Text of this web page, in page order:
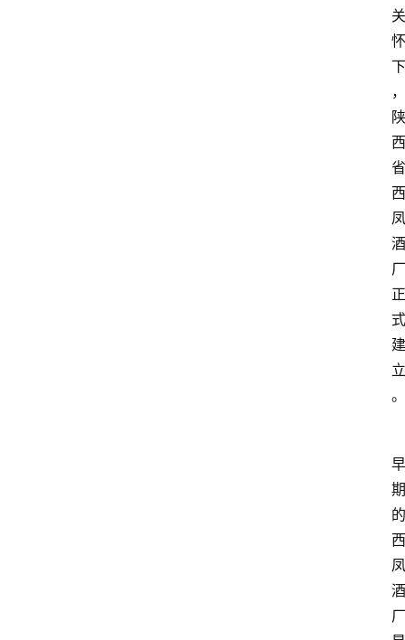
关
怀
下
，
陕
西
省
西
凤
酒
厂
正
式
建
立
。
早
期
的
西
凤
酒
厂